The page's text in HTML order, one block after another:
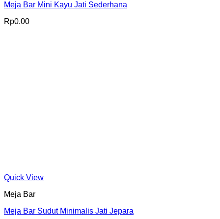
Meja Bar Mini Kayu Jati Sederhana
Rp0.00
Quick View
Meja Bar
Meja Bar Sudut Minimalis Jati Jepara